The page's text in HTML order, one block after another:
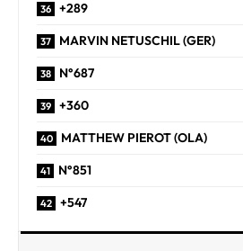
+289
MARVIN NETUSCHIL (GER)
N°687
+360
MATTHEW PIEROT (OLA)
N°851
+547